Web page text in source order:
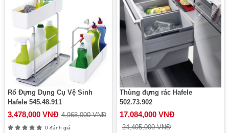
Rổ Đựng Dụng Cụ Vệ Sinh
Hafele 545.48.911
3,478,000 VNĐ 4,968,000 VNĐ
0 đánh giá
Thùng đựng rác Hafele
502.73.902
17,084,000 VNĐ
24,405,000 VNĐ